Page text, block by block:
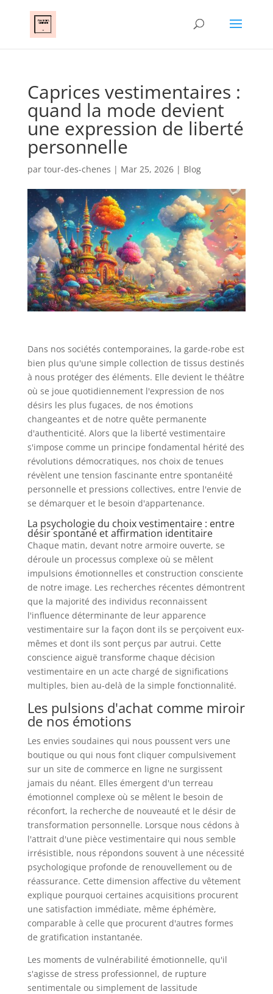
Caprices vestimentaires :
quand la mode devient
une expression de liberté
personnelle
par tour-des-chenes | Mar 25, 2026| Blog
Dans nos sociétés contemporaines, la garde-robe est
bien plus qu'une simple collection de tissus destinés
à nous protéger des éléments. Elle devient le théâtre
où se joue quotidiennement l'expression de nos
désirs les plus fugaces, de nos émotions
changeantes et de notre quête permanente
d'authenticité. Alors que la liberté vestimentaire
s'impose comme un principe fondamental hérité des
révolutions démocratiques, nos choix de tenues
révèlent une tension fascinante entre spontanéité
personnelle et pressions collectives, entre l'envie de
se démarquer et le besoin d'appartenance.
La psychologie du choix vestimentaire : entre
désir spontané et affirmation identitaire
Chaque matin, devant notre armoire ouverte, se
déroule un processus complexe où se mêlent
impulsions émotionnelles et construction consciente
de notre image. Les recherches récentes démontrent
que la majorité des individus reconnaissent
l'influence déterminante de leur apparence
vestimentaire sur la façon dont ils se perçoivent eux-
mêmes et dont ils sont perçus par autrui. Cette
conscience aiguë transforme chaque décision
vestimentaire en un acte chargé de significations
multiples, bien au-delà de la simple fonctionnalité.
Les pulsions d'achat comme miroir
de nos émotions
Les envies soudaines qui nous poussent vers une
boutique ou qui nous font cliquer compulsivement
sur un site de commerce en ligne ne surgissent
jamais du néant. Elles émergent d'un terreau
émotionnel complexe où se mêlent le besoin de
réconfort, la recherche de nouveauté et le désir de
transformation personnelle. Lorsque nous cédons à
l'attrait d'une pièce vestimentaire qui nous semble
irrésistible, nous répondons souvent à une nécessité
psychologique profonde de renouvellement ou de
réassurance. Cette dimension affective du vêtement
explique pourquoi certaines acquisitions procurent
une satisfaction immédiate, même éphémère,
comparable à celle que procurent d'autres formes
de gratification instantanée.
Les moments de vulnérabilité émotionnelle, qu'il
s'agisse de stress professionnel, de rupture
sentimentale ou simplement de lassitude